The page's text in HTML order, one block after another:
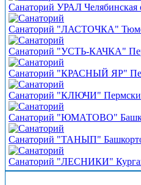
Санаторий УРАЛ Челябинская
Санаторий "ЛАСТОЧКА"
Санаторий "УСТЬ-КАЧКА"
Санаторий "КРАСНЫЙ ЯР"
Санаторий "КЛЮЧИ"
Санаторий "ЮМАТОВО"
Санаторий "ТАНЫП"
Санаторий "ЛЕСНИКИ"